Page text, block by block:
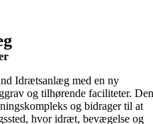
Idrætsanlæg med en ny
og tilhørende faciliteter. Den
og bidrager til at
hvor idræt, bevægelse og